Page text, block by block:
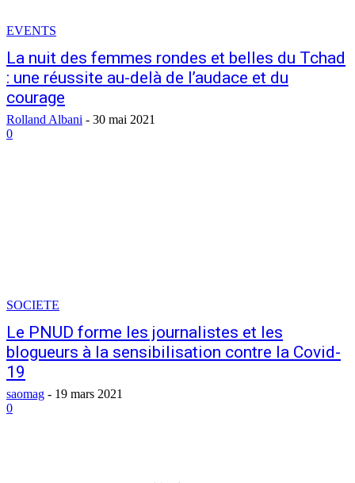
EVENTS
La nuit des femmes rondes et belles du Tchad
: une réussite au-delà de l’audace et du
courage
Rolland Albani - 30 mai 2021
0
SOCIETE
Le PNUD forme les journalistes et les
blogueurs à la sensibilisation contre la Covid-
19
saomag - 19 mars 2021
0